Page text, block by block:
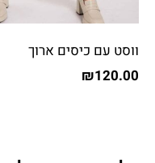
ווסט עם כיסים ארוך
₪120.00